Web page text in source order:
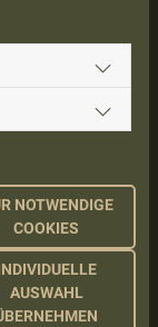
NOTWENDIGE
COOKIES
AUSWAHL